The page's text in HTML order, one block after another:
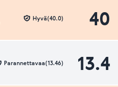
40
Hyvä(40.0)
13.4
Parannettavaa(13.46)